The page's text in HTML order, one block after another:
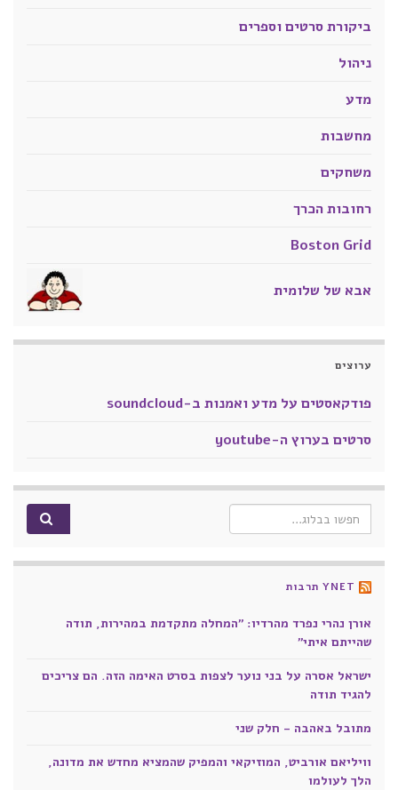
ביקורת סרטים וספרים
ניהול
מדע
מחשבות
משחקים
רחובות הכרך
Boston Grid
אבא של שלומית
ערוצים
פודקאסטים על מדע ואמנות ב-soundcloud
סרטים בערוץ ה-youtube
Search for:
YNET תרבות
אורן נהרי נפרד מהרדיו: "המחלה מתקדמת במהירות, תודה
שהייתם איתי"
ישראל אסרה על בני נוער לצפות בסרט האימה הזה. הם צריכים
להגיד תודה
מתובל באהבה - חלק שני
וויליאם אורביט, המוזיקאי והמפיק שהמציא מחדש את מדונה,
הלך לעולמו